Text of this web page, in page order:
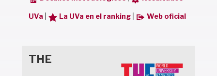
UVa La UVa en el ranking Web oficial
THE